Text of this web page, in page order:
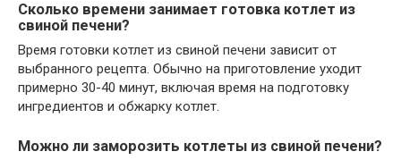
Сколько времени занимает готовка котлет из
свиной печени?
Время готовки котлет из свиной печени зависит от
выбранного рецепта. Обычно на приготовление уходит
примерно 30-40 минут, включая время на подготовку
ингредиентов и обжарку котлет.
Можно ли заморозить котлеты из свиной печени?